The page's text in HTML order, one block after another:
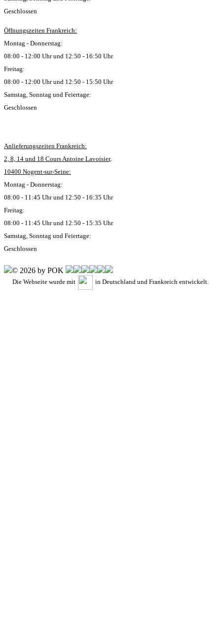
Geschlossen
Öffnungszeiten Frankreich:
Montag - Donnerstag:
08:00 - 12:00 Uhr und 12:50 - 16:50 Uhr
Freitag:
08:00 - 12:00 Uhr und 12:50 - 15:50 Uhr
Samstag, Sonntag und Feiertage:
Geschlossen
Anlieferungszeiten Frankreich:
2, 8, 14 und 18 Cours Antoine Lavoisier,
10400 Nogent-sur-Seine:
Montag - Donnerstag:
08:00 - 11:45 Uhr und 12:50 - 16:35 Uhr
Freitag:
08:00 - 11:45 Uhr und 12:50 - 15:35 Uhr
Samstag, Sonntag und Feiertage:
Geschlossen
© 2026 by POK
Die Webseite wurde mit in Deutschland und Frankreich entwickelt.